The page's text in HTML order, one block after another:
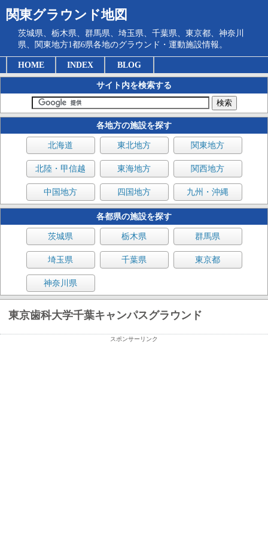
関東グラウンド地図
茨城県、栃木県、群馬県、埼玉県、千葉県、東京都、神奈川
県、関東地方1都6県各地のグラウンド・運動施設情報。
HOME INDEX BLOG
サイト内を検索する
各地方の施設を探す
北海道 東北地方 関東地方
北陸・甲信越 東海地方 関西地方
中国地方 四国地方 九州・沖縄
各都県の施設を探す
茨城県 栃木県 群馬県
埼玉県 千葉県 東京都
神奈川県
東京歯科大学千葉キャンパスグラウンド
スポンサーリンク